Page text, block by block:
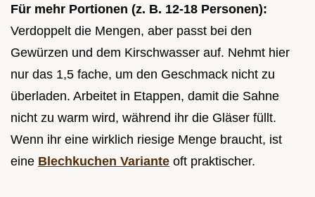
Für mehr Portionen (z. B. 12-18 Personen):
Verdoppelt die Mengen, aber passt bei den
Gewürzen und dem Kirschwasser auf. Nehmt hier
nur das 1,5 fache, um den Geschmack nicht zu
überladen. Arbeitet in Etappen, damit die Sahne
nicht zu warm wird, während ihr die Gläser füllt.
Wenn ihr eine wirklich riesige Menge braucht, ist
eine Blechkuchen Variante oft praktischer.